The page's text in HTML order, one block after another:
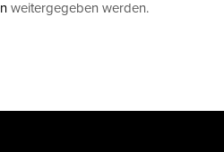
weitergegeben werden.